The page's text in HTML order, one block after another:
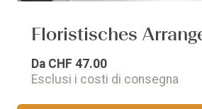
Floristisches
Da CHF 47.00
Esclusi i costi di consegna